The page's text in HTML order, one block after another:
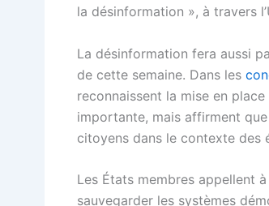
la désinformation », à travers
La désinformation fera aussi
de cette semaine. Dans les
reconnaissent la mise en
importante, mais affirment
citoyens dans le contexte des
Les États membres appellent
sauvegarder les systèmes